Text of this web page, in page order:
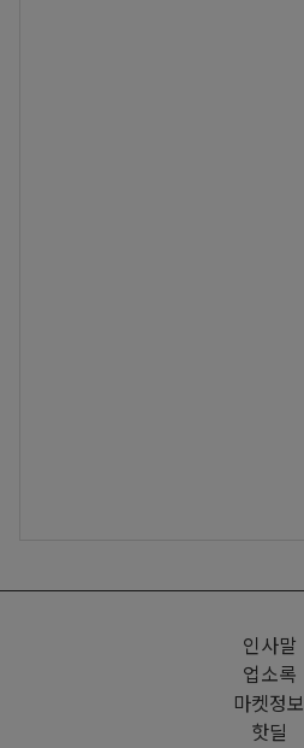
인사말
업소록
마켓정보
핫딜